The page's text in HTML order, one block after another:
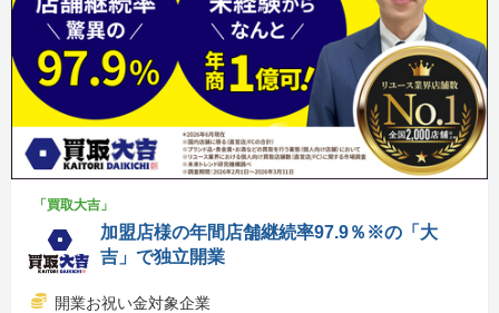
「買取大吉」
加盟店様の年間店舗継続率97.9％※の「大
吉」で独立開業
開業お祝い金対象企業